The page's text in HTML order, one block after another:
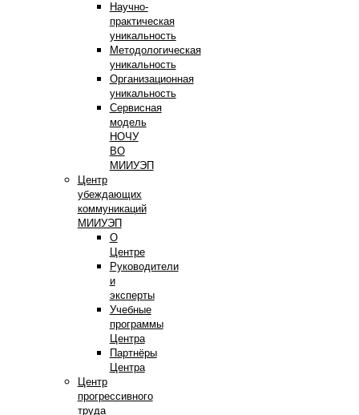
Научно-
практическая
уникальность
Методологическая
уникальность
Организационная
уникальность
Сервисная
модель
НОЧУ
ВО
МИИУЭП
Центр
убеждающих
коммуникаций
МИИУЭП
О
Центре
Руководители
и
эксперты
Учебные
программы
Центра
Партнёры
Центра
Центр
прогрессивного
труда